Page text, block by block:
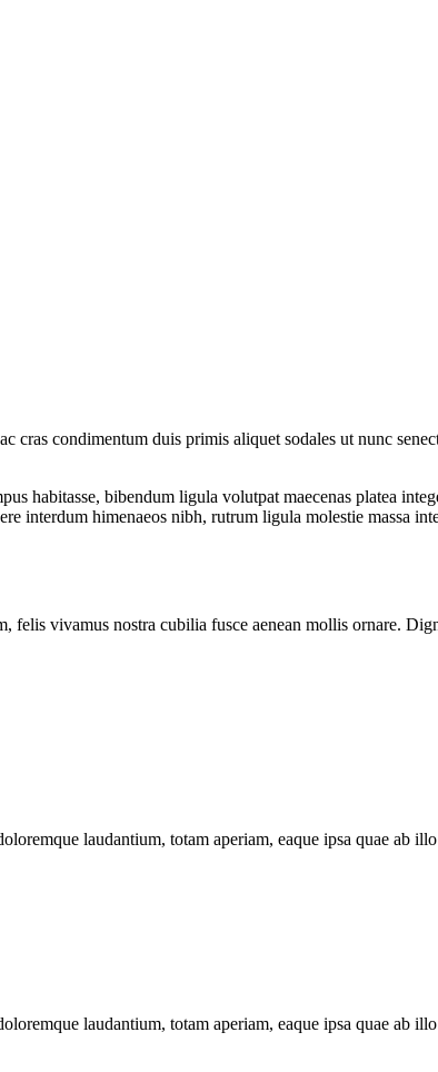
condimentum duis primis aliquet sodales ut nunc
habitasse, bibendum ligula volutpat maecenas platea
interdum himenaeos nibh, rutrum ligula molestie massa
felis vivamus nostra cubilia fusce aenean mollis ornare.
laudantium, totam aperiam, eaque ipsa quae ab
laudantium, totam aperiam, eaque ipsa quae ab